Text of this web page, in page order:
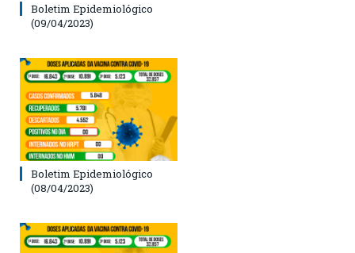
Boletim Epidemiológico
(09/04/2023)
Boletim Epidemiológico
(08/04/2023)